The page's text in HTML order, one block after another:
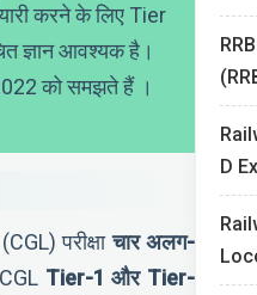
करने के लिए Tier
ज्ञान आवश्यक है।
को समझते हैं ।
परीक्षाचार अलग-
Tier-1और Tier-
D